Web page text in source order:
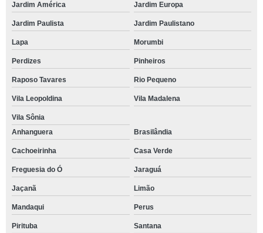
Jardim América Jardim Europa
Jardim Paulista Jardim Paulistano
Lapa Morumbi
Perdizes Pinheiros
Raposo Tavares Rio Pequeno
Vila Leopoldina Vila Madalena
Vila Sônia
Anhanguera
Brasilândia
Cachoeirinha Casa Verde
Freguesia do Ó Jaraguá
Jaçanã Limão
Mandaqui Perus
Pirituba Santana